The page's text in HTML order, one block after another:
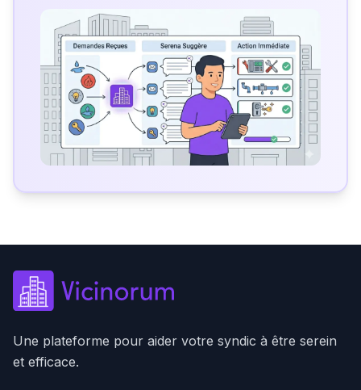
Une plateforme pour aider votre syndic à être serein
et efficace.